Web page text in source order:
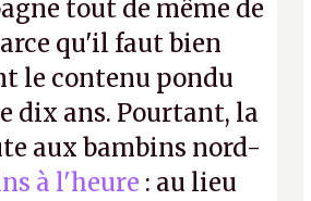
tout de même de
qu'il faut bien
le contenu pondu
dix ans. Pourtant, la
aux bambins nord-
à l'heure : au lieu